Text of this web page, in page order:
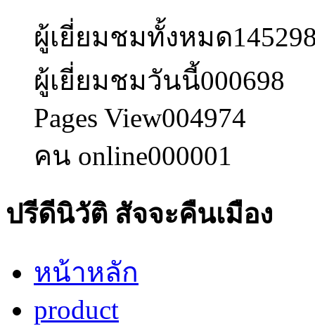
ผู้เยี่ยมชมทั้งหมด
ผู้เยี่ยมชมวันนี้000698
Pages View004974
คน online000001
ปรีดีนิวัติ สัจจะคืนเมือง
หน้าหลัก
product